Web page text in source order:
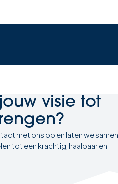
jouw visie tot
met ons op en laten we samen
tot een krachtig, haalbaar en